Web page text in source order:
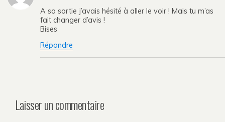
A sa sortie j’avais hésité à aller le voir ! Mais tu m’as
fait changer d’avis !
Bises
Répondre
Laisser un commentaire